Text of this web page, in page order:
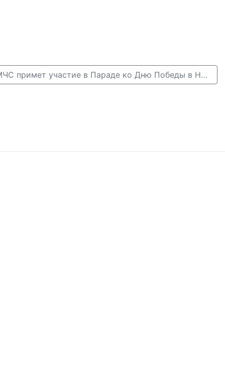
Женский расчет МЧС примет участие в Параде ко Дню Победы в Нижнем Новгороде →